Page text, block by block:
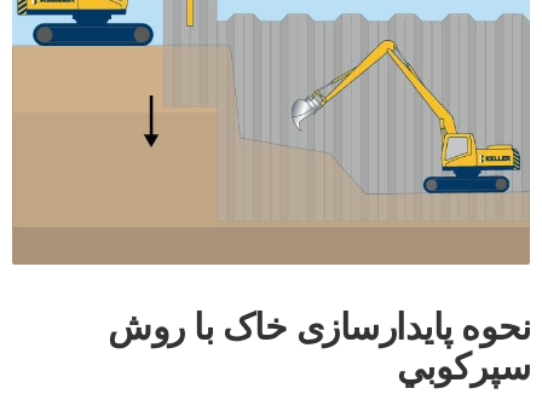
نحوه پایدارسازی خاک با روش
سپركوبي